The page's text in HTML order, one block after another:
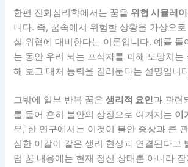
한편 진화심리학에서는 꿈을 위협 시뮬레
니다. 즉, 꿈속에서 위험한 상황을 가상으
실 위협에 대비한다는 이론입니다. 예를 들
는 동안 우리 뇌는 포식자를 피해 도망치는
해 보고 대처 능력을 길러둔다는 설명입니
그밖에 일부 반복 꿈은생리적 요인과 관련
를 들어 흔히 불안의 상징으로 여겨지는 이
우, 한 연구에서는 이것이 불안 증상과 큰
심한 이갈이 같은 생리 현상과 연결된다고
럼 꿈 내용에는 현재 정신 상태뿐 아니라 잠